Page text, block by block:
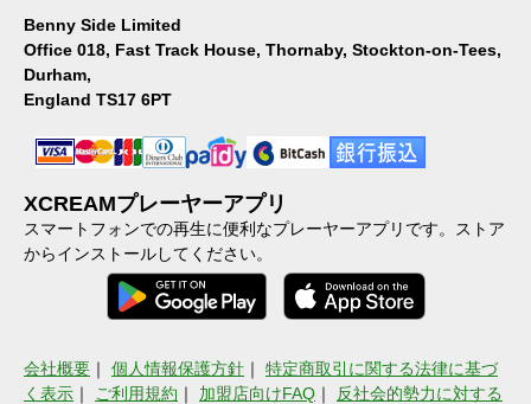
Benny Side Limited
Office 018, Fast Track House, Thornaby, Stockton-on-Tees,
Durham,
England TS17 6PT
XCREAMプレーヤーアプリ
スマートフォンでの再生に便利なプレーヤーアプリです。ストア
からインストールしてください。
会社概要 ｜ 個人情報保護方針 ｜ 特定商取引に関する法律に基づ
く表示 ｜ ご利用規約 ｜ 加盟店向けFAQ ｜ 反社会的勢力に対する